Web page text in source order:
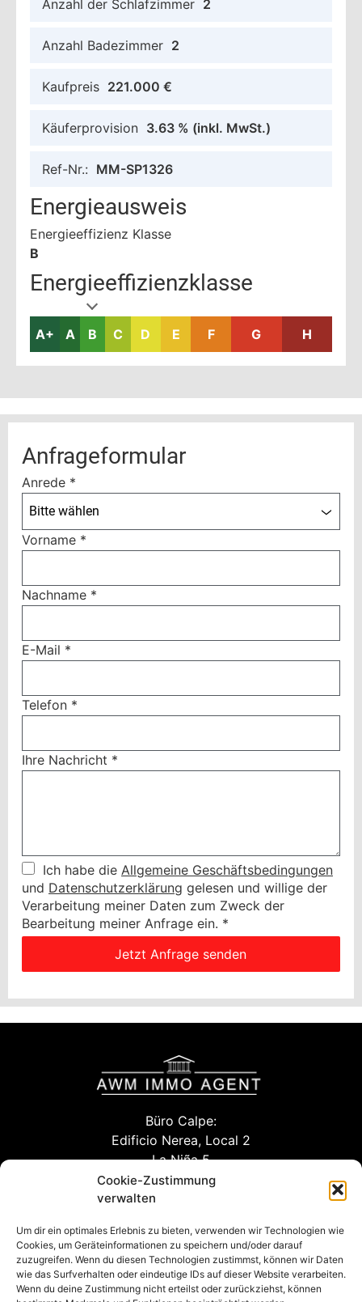
Cookie-Zustimmung
verwalten
Um dir ein optimales Erlebnis zu bieten, verwenden wir Technologien wie
Cookies, um Geräteinformationen zu speichern und/oder darauf
zuzugreifen. Wenn du diesen Technologien zustimmst, können wir Daten
wie das Surfverhalten oder eindeutige IDs auf dieser Website verarbeiten.
Wenn du deine Zustimmung nicht erteilst oder zurückziehst, können
Anzahl der Schlafzimmer 2
Anzahl Badezimmer 2
Kaufpreis 221.000 €
Käuferprovision 3.63 % (inkl. MwSt.)
Ref-Nr.: MM-SP1326
Energieausweis
Energieeffizienz Klasse
B
Energieeffizienzklasse
A+ A B C D E F G H
Anfrageformular
Anrede *
Bitte wählen
Vorname *
Nachname *
E-Mail *
Telefon *
Ihre Nachricht *
Ich habe die Allgemeine Geschäftsbedingungen
und Datenschutzerklärung gelesen und willige der
Verarbeitung meiner Daten zum Zweck der
Bearbeitung meiner Anfrage ein. *
Jetzt Anfrage senden
Büro Calpe:
Edificio Nerea, Local 2
La Niña 5
03710 Calpe (Alicante)
info@awm-agent.com
kontakt